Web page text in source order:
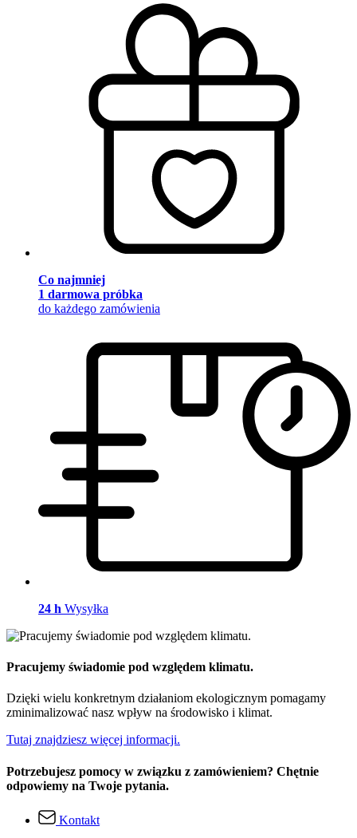
Co najmniej
1 darmowa próbka
do każdego zamówienia
24 h Wysyłka
Pracujemy świadomie pod względem klimatu.
Dzięki wielu konkretnym działaniom ekologicznym pomagamy
zminimalizować nasz wpływ na środowisko i klimat.
Tutaj znajdziesz więcej informacji.
Potrzebujesz pomocy w związku z zamówieniem? Chętnie
odpowiemy na Twoje pytania.
Kontakt